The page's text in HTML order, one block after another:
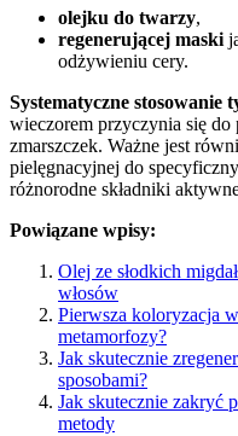
olejku do twarzy,
regenerującej maski
odżywieniu cery.
Systematyczne stosowanie
wieczorem przyczynia się
zmarszczek. Ważne jest
pielęgnacyjnej do
różnorodne składniki
Powiązane wpisy:
Olej ze słodkich
włosów
Pierwsza koloryzacja
metamorfozy?
Jak skutecznie
sposobami?
Jak skutecznie zakryć
metody